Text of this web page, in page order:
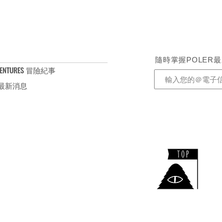
冒險紀事
新消息
隨時掌握POLER